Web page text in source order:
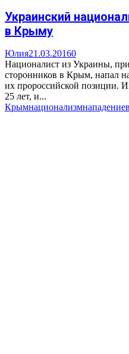
Украинский
в Крыму
Юлия21.03.20160
Националист из Украины,
сторонников в Крым, напал
их пророссийской позиции.
25 лет, и...
Крымнационализмнападение